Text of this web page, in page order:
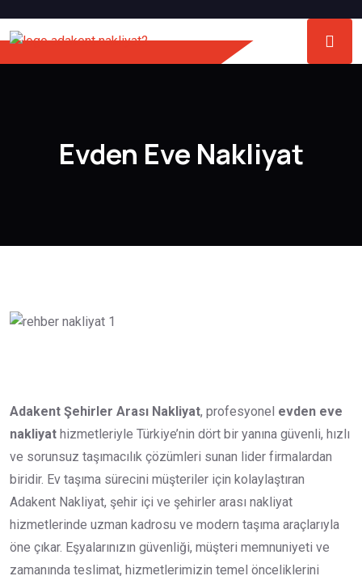
Evden Eve Nakliyat
Adakent Şehirler Arası Nakliyat, profesyonel evden eve
nakliyat hizmetleriyle Türkiye’nin dört bir yanına güvenli, hızlı
ve sorunsuz taşımacılık çözümleri sunan lider firmalardan
biridir. Ev taşıma sürecini müşteriler için kolaylaştıran
Adakent Nakliyat, şehir içi ve şehirler arası nakliyat
hizmetlerinde uzman kadrosu ve modern taşıma araçlarıyla
öne çıkar. Eşyalarınızın güvenliği, müşteri memnuniyeti ve
zamanında teslimat, hizmetlerimizin temel önceliklerini